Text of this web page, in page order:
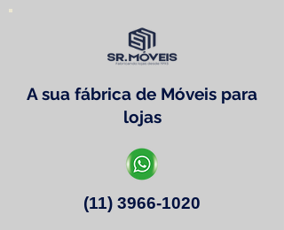
A sua fábrica de Móveis para
lojas
(11) 3966-1020